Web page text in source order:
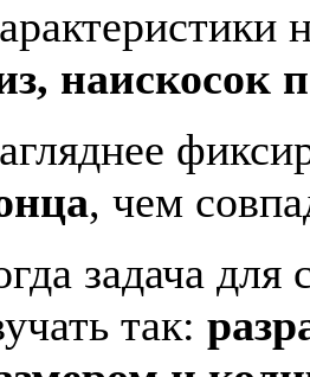
наискосок
, чем
задача для
так: